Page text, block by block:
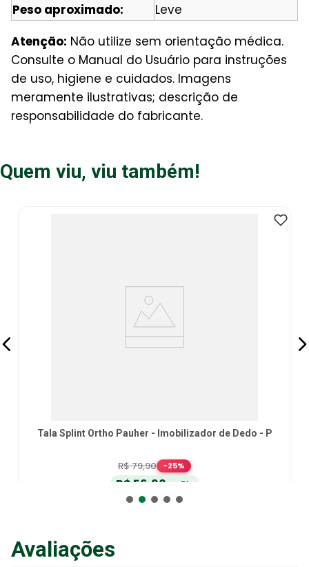
Peso aproximado:
Leve
Atenção: Não utilize sem orientação médica.
Consulte o Manual do Usuário para instruções
de uso, higiene e cuidados. Imagens
meramente ilustrativas; descrição de
responsabilidade do fabricante.
Quem viu, viu também!
Tala Splint Ortho Pauher - Imobilizador de Dedo - P
R$79,90 -25%
R$56,90no Pix
R$ 59, 90 em até
Adicionar ao Carrinho
Avaliações